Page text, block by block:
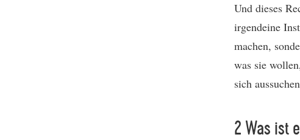
Und dieses
irgendeine
machen,
was sie
sich
2 Was ist